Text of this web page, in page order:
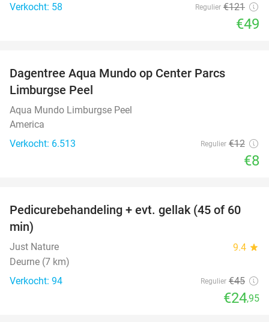
Verkocht: 58
Regulier €121
€49
Dagentree Aqua Mundo op Center Parcs
Limburgse Peel
Aqua Mundo Limburgse Peel
America
Verkocht: 6.513
Regulier €12
€8
45%
Pedicurebehandeling + evt. gellak (45 of 60
min)
Just Nature 9.4 star
Deurne (7 km)
Verkocht: 94
Regulier €45
€24,95